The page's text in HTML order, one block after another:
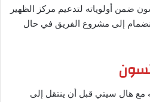
ضمن أولوياته لتدعيم مركز الظهير
إلى مشروع الفريق في حال
مع هال سيتي قبل أن ينتقل إلى